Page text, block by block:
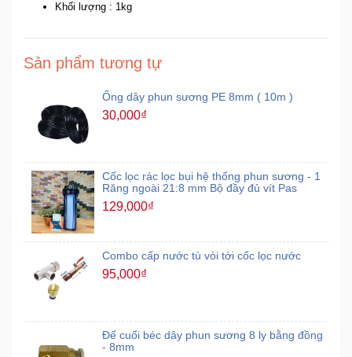
Khối lượng : 1kg
Sản phẩm tương tự
Ống dây phun sương PE 8mm ( 10m )
30,000₫
Cốc lọc rác lọc bụi hệ thống phun sương - 1
Răng ngoài 21:8 mm Bộ đầy đủ vít Pas
129,000₫
Combo cấp nước tù vòi tới cốc lọc nước
95,000₫
Đế cuối béc dây phun sương 8 ly bằng đồng
- 8mm